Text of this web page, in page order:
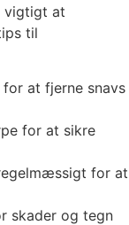
vigtigt at
til
at fjerne snavs
for at sikre
for at
skader og tegn